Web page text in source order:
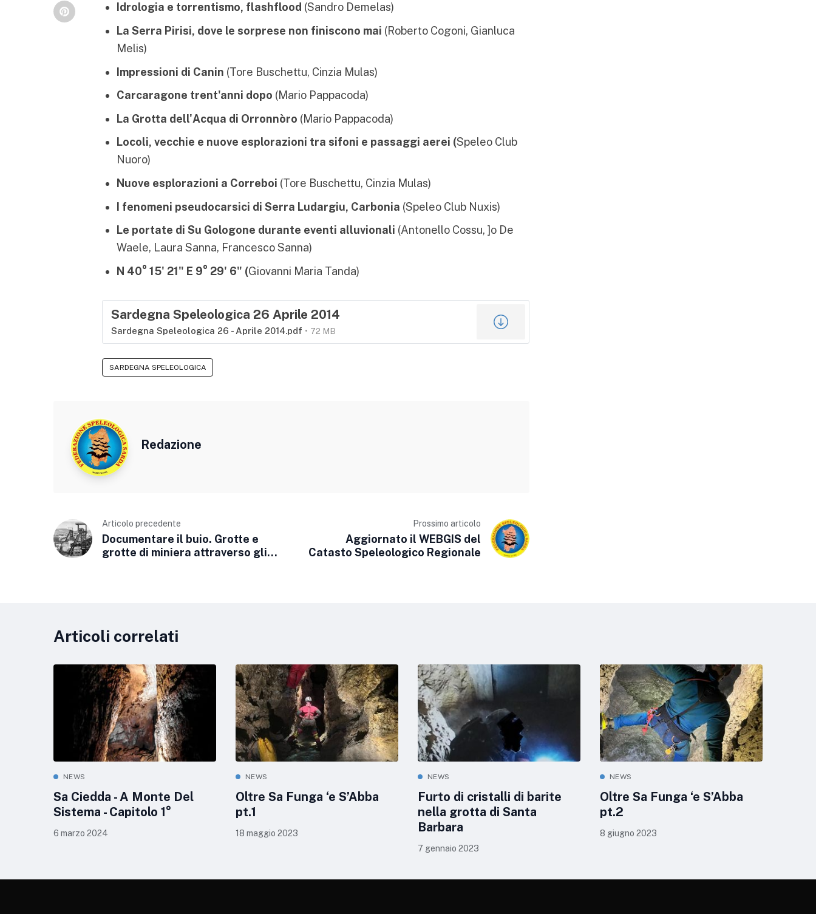
Idrologia e torrentismo, flashflood (Sandro Demelas)
La Serra Pirisi, dove le sorprese non finiscono mai (Roberto Cogoni, Gianluca
Melis)
Impressioni di Canin (Tore Buschettu, Cinzia Mulas)
Carcaragone trent'anni dopo (Mario Pappacoda)
La Grotta dell'Acqua di Orronnòro (Mario Pappacoda)
Locoli, vecchie e nuove esplorazioni tra sifoni e passaggi aerei (Speleo Club
Nuoro)
Nuove esplorazioni a Correboi (Tore Buschettu, Cinzia Mulas)
I fenomeni pseudocarsici di Serra Ludargiu, Carbonia (Speleo Club Nuxis)
Le portate di Su Gologone durante eventi alluvionali (Antonello Cossu, ]o De
Waele, Laura Sanna, Francesco Sanna)
N 40° 15' 21" E 9° 29' 6" (Giovanni Maria Tanda)
Sardegna Speleologica 26 Aprile 2014
Sardegna Speleologica 26 - Aprile 2014.pdf 72 MB
SARDEGNA SPELEOLOGICA
Redazione
Articolo precedente
Documentare il buio. Grotte e
grotte di miniera attraverso gli
Prossimo articolo
Aggiornato il WEBGIS del
Catasto Speleologico Regionale
Articoli correlati
NEWS
Sa Ciedda - A Monte Del
Sistema - Capitolo 1°
6 marzo 2024
NEWS
Oltre Sa Funga ‘e S’Abba
pt.1
18 maggio 2023
NEWS
Furto di cristalli di barite
nella grotta di Santa
Barbara
7 gennaio 2023
NEWS
Oltre Sa Funga ‘e S’Abba
pt.2
8 giugno 2023